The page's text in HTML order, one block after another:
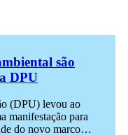
são
DPU
(DPU) levou ao
manifestação para
do novo marco…